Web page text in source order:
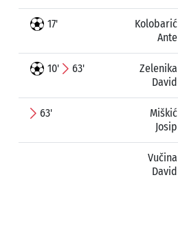
17'
Kolobarić
Ante
10' 63'
Zelenika
David
63'
Miškić
Josip
Vučina
David